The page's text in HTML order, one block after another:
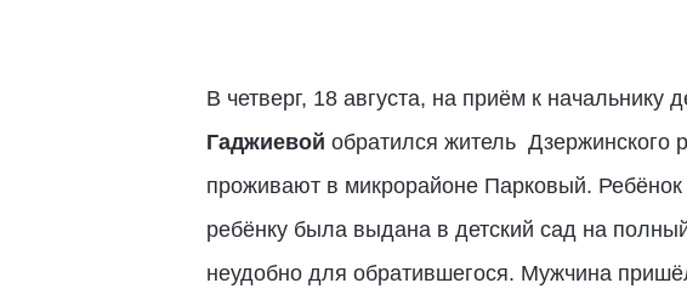
В четверг, 18 августа, на приём к
Гаджиевой обратился житель Дзержинского
проживают в микрорайоне Парковый. Ребёнок
ребёнку была выдана в детский сад на
неудобно для обратившегося. Мужчина